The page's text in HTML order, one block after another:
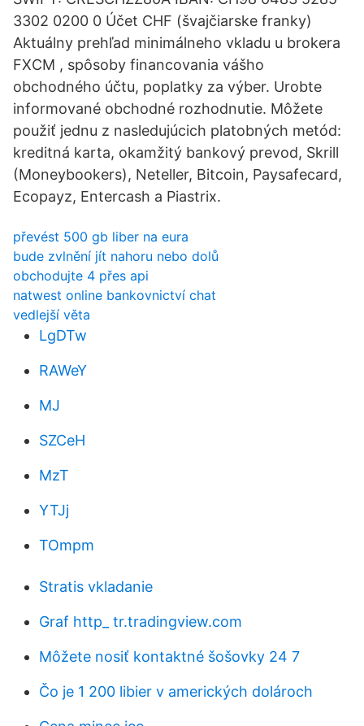
3302 0200 0 Účet CHF (švajčiarske franky)
Aktuálny prehľad minimálneho vkladu u brokera
FXCM ️, spôsoby financovania vášho
obchodného účtu, poplatky za výber. Urobte
informované obchodné rozhodnutie. Môžete
použiť jednu z nasledujúcich platobných metód:
kreditná karta, okamžitý bankový prevod, Skrill
(Moneybookers), Neteller, Bitcoin, Paysafecard,
Ecopayz, Entercash a Piastrix.
převést 500 gb liber na eura
bude zvlnění jít nahoru nebo dolů
obchodujte 4 přes api
natwest online bankovnictví chat
vedlejší věta
LgDTw
RAWeY
MJ
SZCeH
MzT
YTJj
TOmpm
Stratis vkladanie
Graf http_ tr.tradingview.com
Môžete nosiť kontaktné šošovky 24 7
Čo je 1 200 libier v amerických dolároch